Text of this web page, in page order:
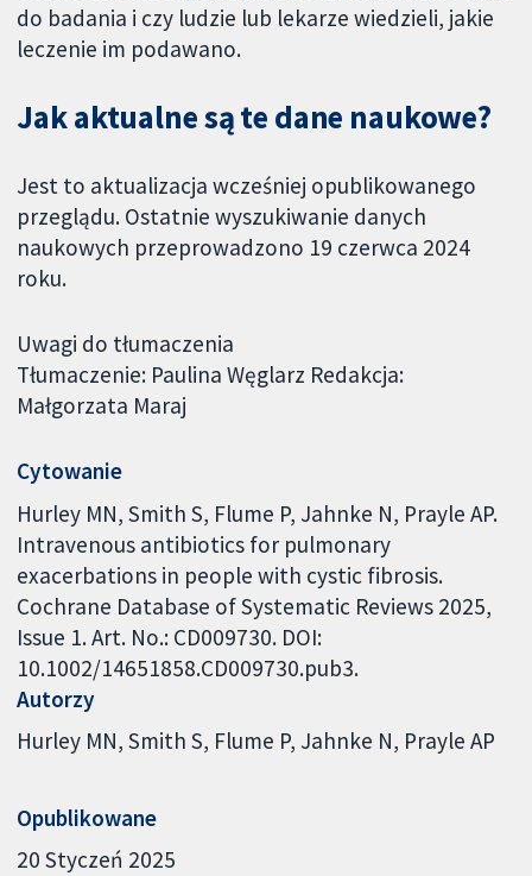
do badania i czy ludzie lub lekarze wiedzieli, jakie
leczenie im podawano.
Jak aktualne są te dane naukowe?
Jest to aktualizacja wcześniej opublikowanego
przeglądu. Ostatnie wyszukiwanie danych
naukowych przeprowadzono 19 czerwca 2024
roku.
Uwagi do tłumaczenia
Tłumaczenie: Paulina Węglarz Redakcja:
Małgorzata Maraj
Cytowanie
Hurley MN, Smith S, Flume P, Jahnke N, Prayle AP.
Intravenous antibiotics for pulmonary
exacerbations in people with cystic fibrosis.
Cochrane Database of Systematic Reviews 2025,
Issue 1. Art. No.: CD009730. DOI:
10.1002/14651858.CD009730.pub3.
Autorzy
Hurley MN Smith S Flume P Jahnke N Prayle AP
Opublikowane
20 Styczeń 2025